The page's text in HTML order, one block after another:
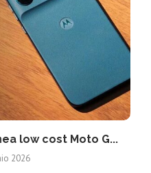
low cost Moto G...
2026